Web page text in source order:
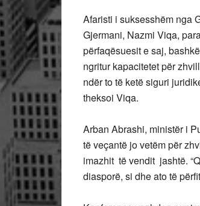
Afaristi i suksesshëm nga
Gjermani, Nazmi Viqa,
përfaqësuesit e saj,
ngritur kapacitetet për
ndër to të ketë siguri
theksoi Viqa.
Arban Abrashi, ministër i
të veçantë jo vetëm për
imazhit të vendit jashtë.
diasporë, si dhe ato të